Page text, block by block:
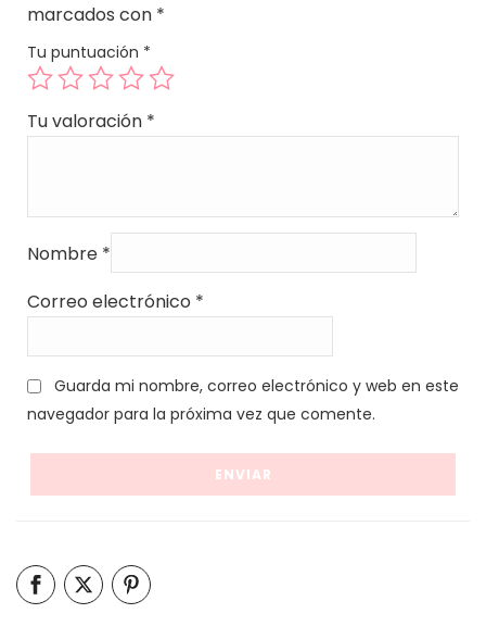
marcados con *
Tu puntuación *
Tu valoración *
Nombre *
Correo electrónico *
Guarda mi nombre, correo electrónico y web en este
navegador para la próxima vez que comente.